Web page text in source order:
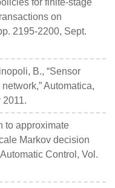
for finite-stage
on
2195-2200, Sept.
B., “Sensor
Automatica,
2011.
to approximate
Markov decision
Control, Vol.